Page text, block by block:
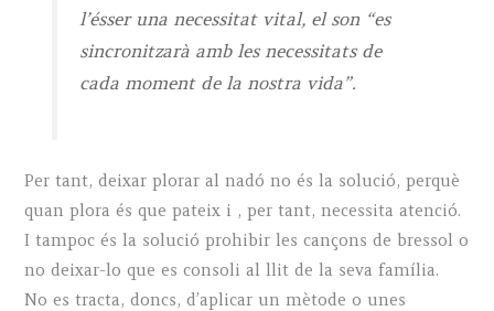
l’ésser una necessitat vital, el son “es
sincronitzarà amb les necessitats de
cada moment de la nostra vida”.
Per tant, deixar plorar al nadó no és la solució, perquè
quan plora és que pateix i , per tant, necessita atenció.
I tampoc és la solució prohibir les cançons de bressol o
no deixar-lo que es consoli al llit de la seva família.
No es tracta, doncs, d’aplicar un mètode o unes